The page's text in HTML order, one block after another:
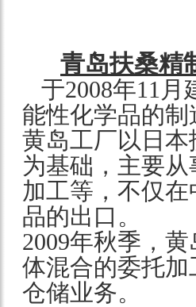
青岛扶桑精
于2008年11月
能性化学品的
黄岛工厂以日
为基础，主要
加工等，不仅
品的出口。
2009年秋季，
体混合的委托
仓储业务。